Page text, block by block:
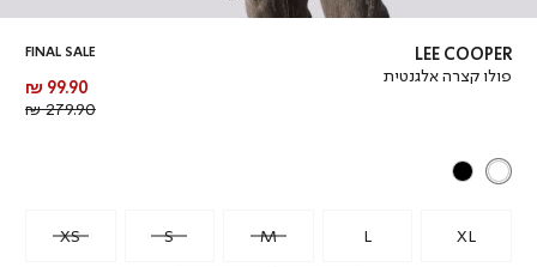
LEE COOPER
פולו קצרה אלגנטית
FINAL SALE
מחיר
מוצר
99.90 ₪
279.90 ₪
XS S M L XL